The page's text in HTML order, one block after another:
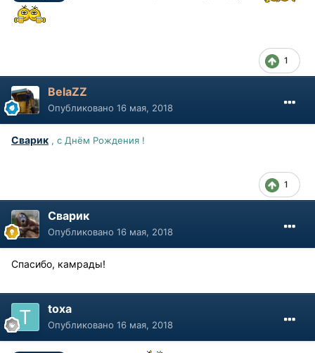
1
BelaZZ
Опубликовано 16 мая, 2018
Сварик , с Днём Рождения !
1
Сварик
Опубликовано 16 мая, 2018
Спасибо, камрады!
toxa
Опубликовано 16 мая, 2018